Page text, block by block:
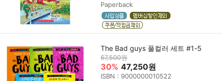
Paperback
The Bad guys 풀컬러 세트 #1-5
67,500원
30% 47,250원
ISBN : 9000000010522